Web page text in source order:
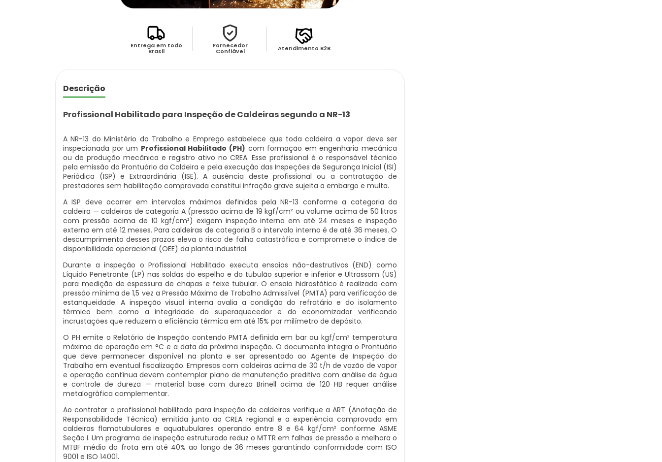
Entrega em todo
Brasil
Fornecedor
Confiável Atendimento B2B
Descrição
Profissional Habilitado para Inspeção de Caldeiras segundo a NR-13
A NR-13 do Ministério do Trabalho e Emprego estabelece que toda caldeira a vapor deve ser
inspecionada por um Profissional Habilitado (PH) com formação em engenharia mecânica
ou de produção mecânica e registro ativo no CREA. Esse profissional é o responsável técnico
pela emissão do Prontuário da Caldeira e pela execução das Inspeções de Segurança Inicial (ISI)
Periódica (ISP) e Extraordinária (ISE). A ausência deste profissional ou a contratação de
prestadores sem habilitação comprovada constitui infração grave sujeita a embargo e multa.
A ISP deve ocorrer em intervalos máximos definidos pela NR-13 conforme a categoria da
caldeira — caldeiras de categoria A (pressão acima de 19 kgf/cm² ou volume acima de 50 litros
com pressão acima de 10 kgf/cm²) exigem inspeção interna em até 24 meses e inspeção
externa em até 12 meses. Para caldeiras de categoria B o intervalo interno é de até 36 meses. O
descumprimento desses prazos eleva o risco de falha catastrófica e compromete o índice de
disponibilidade operacional (OEE) da planta industrial.
Durante a inspeção o Profissional Habilitado executa ensaios não-destrutivos (END) como
Líquido Penetrante (LP) nas soldas do espelho e do tubulão superior e inferior e Ultrassom (US)
para medição de espessura de chapas e feixe tubular. O ensaio hidrostático é realizado com
pressão mínima de 1,5 vez a Pressão Máxima de Trabalho Admissível (PMTA) para verificação de
estanqueidade. A inspeção visual interna avalia a condição do refratário e do isolamento
térmico bem como a integridade do superaquecedor e do economizador verificando
incrustações que reduzem a eficiência térmica em até 15% por milímetro de depósito.
O PH emite o Relatório de Inspeção contendo PMTA definida em bar ou kgf/cm² temperatura
máxima de operação em °C e a data da próxima inspeção. O documento integra o Prontuário
que deve permanecer disponível na planta e ser apresentado ao Agente de Inspeção do
Trabalho em eventual fiscalização. Empresas com caldeiras acima de 30 t/h de vazão de vapor
e operação contínua devem contemplar plano de manutenção preditiva com análise de água
e controle de dureza — material base com dureza Brinell acima de 120 HB requer análise
metalográfica complementar.
Ao contratar o profissional habilitado para inspeção de caldeiras verifique a ART (Anotação de
Responsabilidade Técnica) emitida junto ao CREA regional e a experiência comprovada em
caldeiras flamotubulares e aquatubulares operando entre 8 e 64 kgf/cm² conforme ASME
Seção I. Um programa de inspeção estruturado reduz o MTTR em falhas de pressão e melhora o
MTBF médio da frota em até 40% ao longo de 36 meses garantindo conformidade com ISO
9001 e ISO 14001.